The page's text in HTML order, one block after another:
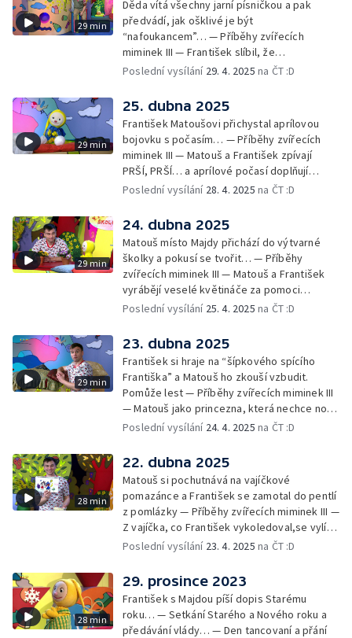
29 min
Děda vítá všechny jarní písničkou a pak
předvádí, jak ošklivé je být
“nafoukancem”… — Příběhy zvířecích
miminek III — František slíbil, že
nafoukancem nikdy nebude a děda mu písní
Cvoček astronautem — Obrázky a
rozloučení
Poslední vysílání 29. 4. 2025 na ČT :D
29 min
25. dubna 2025
František Matoušovi přichystal aprílovou
bojovku s počasím… — Příběhy zvířecích
miminek III — Matouš a František zpívají
PRŠÍ, PRŠÍ… a aprílové počasí doplňují
deštěm… — Cvoček astronautem —
Poslední vysílání 28. 4. 2025 na ČT :D
29 min
24. dubna 2025
Matouš místo Majdy přichází do výtvarné
školky a pokusí se tvořit… — Příběhy
zvířecích miminek III — Matouš a František
vyrábějí veselé květináče za pomoci
skořápek z velikonočních vajíček… —
obrázky + rozloučení
Poslední vysílání 25. 4. 2025 na ČT :D
29 min
23. dubna 2025
František si hraje na “šípkového spícího
Františka” a Matouš ho zkouší vzbudit.
Pomůže lest — Příběhy zvířecích miminek III
— Matouš jako princezna, která nechce nosit
brýle… — Cvoček astronautem — Nestyďte
Poslední vysílání 24. 4. 2025 na ČT :D
28 min
22. dubna 2025
Matouš si pochutnává na vajíčkové
pomazánce a František se zamotal do pentlí
z pomlázky — Příběhy zvířecích miminek III —
Z vajíčka, co František vykoledoval,se vylíhl
drak. Nejí princezny, ale miluje vajíčkovou
Rozloučení
Poslední vysílání 23. 4. 2025 na ČT :D
28 min
29. prosince 2023
František s Majdou píší dopis Starému
roku… — Setkání Starého a Nového roku a
předávání vlády… — Den tancovaní a přání